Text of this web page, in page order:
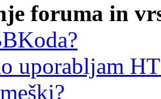
foruma in
uporabljam